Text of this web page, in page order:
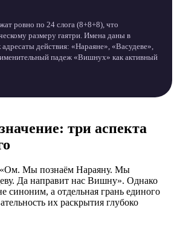
ровно по 24 слога (8+8+8), что
размеру гаятри. Имена даны в
действия: «Нараяне», «Васудеве»,
падеж «Вишнух» как активный
три аспекта
Мы познаём Нараяну. Мы
Да направит нас Вишну». Однако
синоним, а отдельная грань единого
их раскрытия глубоко